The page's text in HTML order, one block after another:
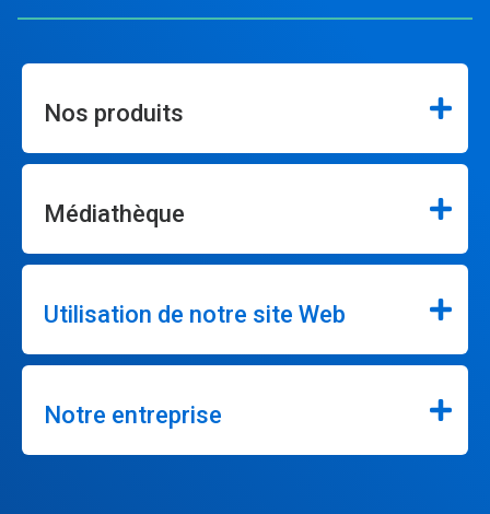
Nos produits
Médiathèque
Utilisation de notre site Web
Notre entreprise